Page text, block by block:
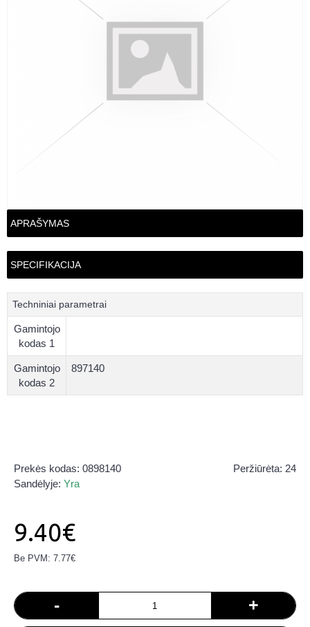
APRAŠYMAS
SPECIFIKACIJA
Techniniai parametrai
Gamintojo
kodas 1
Gamintojo
kodas 2
897140
Peržiūrėta: 24
Prekės kodas: 0898140
Sandėlyje: Yra
9.40€
Be PVM: 7.77€
- +